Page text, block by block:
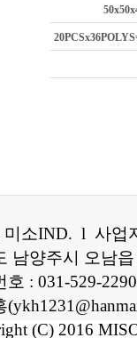
미소IND. l 사업
남양주시 오남
호 : 031-529-
(C) 2016